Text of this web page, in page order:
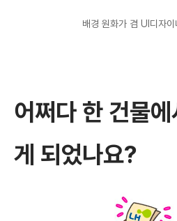
배경 원화가 겸 UI디자이
어쩌다 한 건물
게 되었나요?